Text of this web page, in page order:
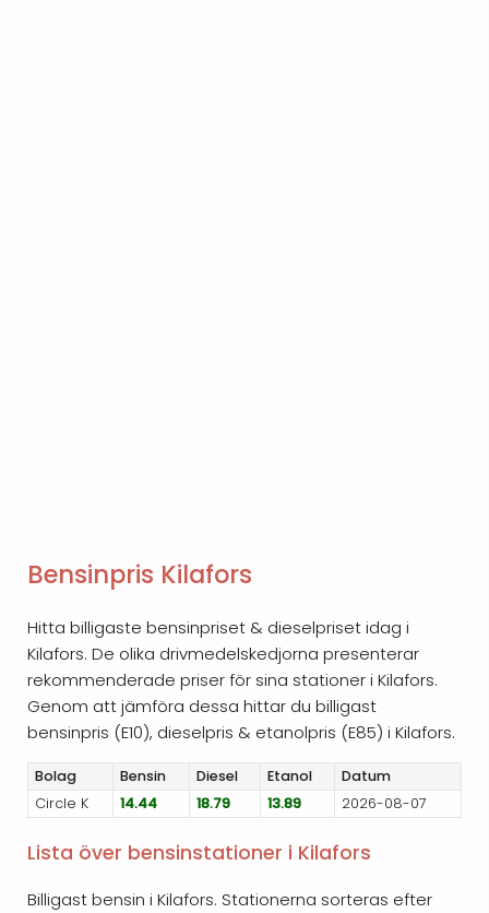
Bensinpris Kilafors
Hitta billigaste bensinpriset & dieselpriset idag i
Kilafors. De olika drivmedelskedjorna presenterar
rekommenderade priser för sina stationer i Kilafors.
Genom att jämföra dessa hittar du billigast
bensinpris (E10), dieselpris & etanolpris (E85) i Kilafors.
Bolag Bensin Diesel Etanol
Datum
Circle K
14.44 18.79 13.89 2026-08-07
Lista över bensinstationer i Kilafors
Billigast bensin i Kilafors. Stationerna sorteras efter